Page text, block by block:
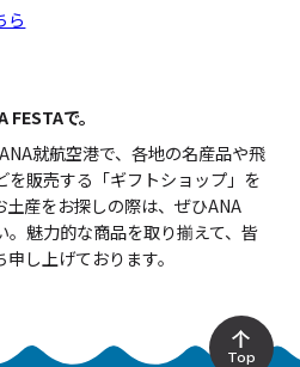
ら
で。
就航空港で、各地の名産品や飛
販売する「ギフトショップ」を
産をお探しの際は、ぜひANA
。魅力的な商品を取り揃えて、皆
し上げております。
Top